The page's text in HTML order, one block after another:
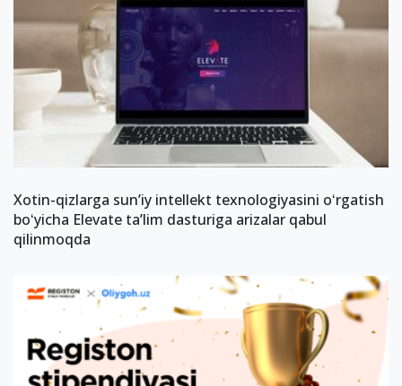
Xotin-qizlarga sun’iy intellekt texnologiyasini oʻrgatish
boʻyicha Elevate taʼlim dasturiga arizalar qabul
qilinmoqda